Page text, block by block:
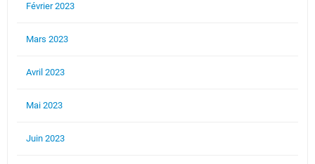
Février 2023
Mars 2023
Avril 2023
Mai 2023
Juin 2023